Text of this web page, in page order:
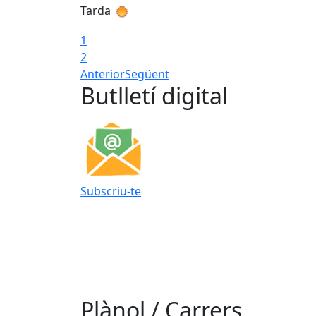
Tarda
1
2
AnteriorSegüent
Butlletí digital
Subscriu-te
Plànol / Carrers